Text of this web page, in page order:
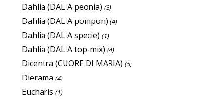
Dahlia (DALIA peonia) (3)
Dahlia (DALIA pompon) (4)
Dahlia (DALIA specie) (1)
Dahlia (DALIA top-mix) (4)
Dicentra (CUORE DI MARIA) (5)
Dierama (4)
Eucharis (1)